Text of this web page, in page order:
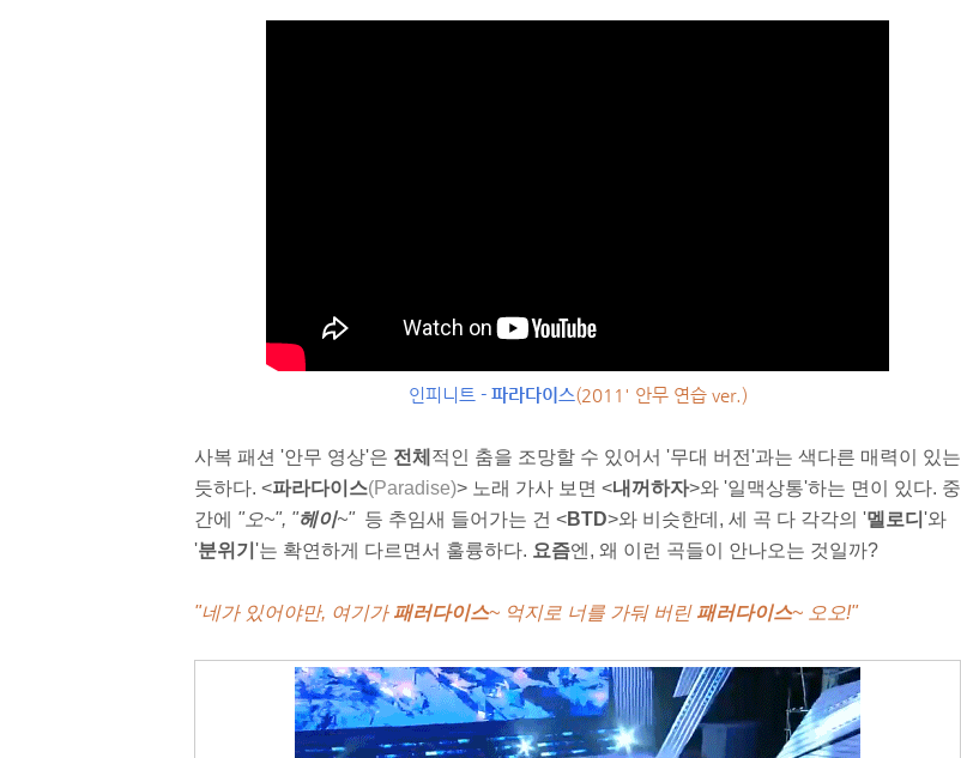
인피니트 - 파라다이스(2011' 안무 연습 ver.)
사복 패션 '안무 영상'은 전체 적인 춤을 조망할 수 있어서 '무대 버전'과는 색다른 매력이 있는
듯하다. <파라다이스(Paradise)> 노래 가사 보면 <내꺼하자>와 '일맥상통'하는 면이 있다. 중
간에 "오~", "헤이~" 등 추임새 들어가는 건 <BTD>와 비슷한데, 세 곡 다 각각의 '멜로디 '와
'분위기 '는 확연하게 다르면서 훌륭하다. 요즘엔, 왜 이런 곡들이 안나오는 것일까?
"네가 있어야만, 여기가 패러다이스~ 억지로 너를 가둬 버린 패러다이스~ 오오!"